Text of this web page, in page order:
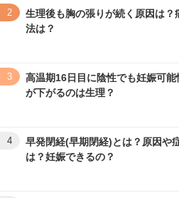
2
生理後も胸の張りが続く原因は？
法は？
3
高温期16日目に陰性でも妊娠可
が下がるのは生理？
4
早発閉経(早期閉経)とは？原因や
は？妊娠できるの？